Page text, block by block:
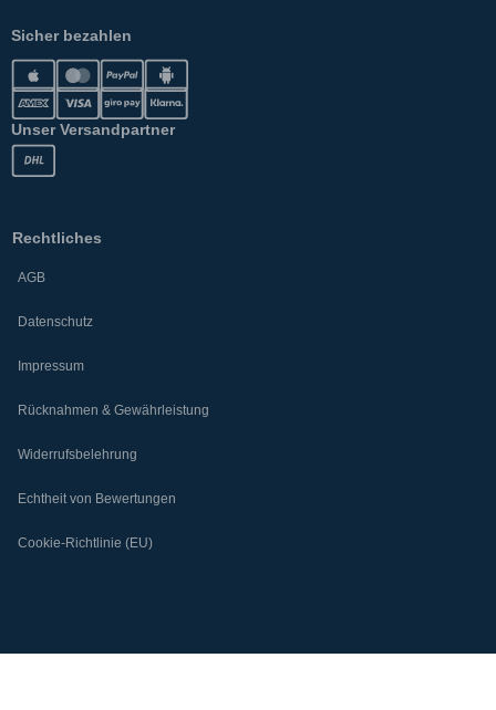
Sicher bezahlen
Unser Versandpartner
Rechtliches
AGB
Datenschutz
Impressum
Rücknahmen & Gewährleistung
Widerrufsbelehrung
Echtheit von Bewertungen
Cookie-Richtlinie (EU)